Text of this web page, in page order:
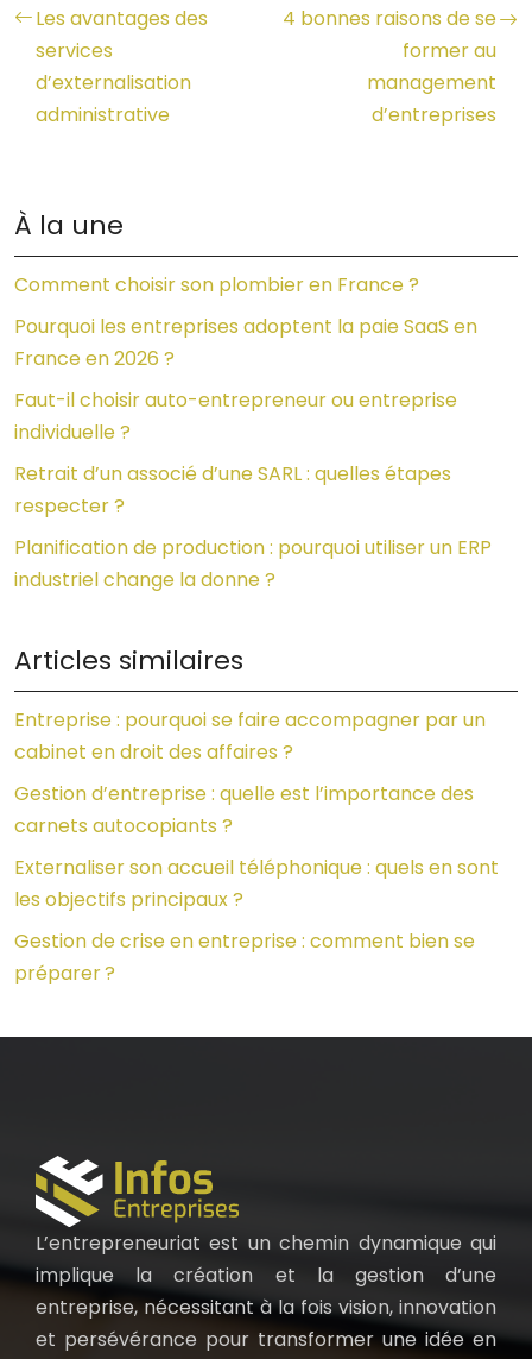
Les avantages des
services
d’externalisation
administrative
4 bonnes raisons de se
former au
management
d’entreprises
À la une
Comment choisir son plombier en France ?
Pourquoi les entreprises adoptent la paie SaaS en
France en 2026 ?
Faut-il choisir auto-entrepreneur ou entreprise
individuelle ?
Retrait d’un associé d’une SARL : quelles étapes
respecter ?
Planification de production : pourquoi utiliser un ERP
industriel change la donne ?
Articles similaires
Entreprise : pourquoi se faire accompagner par un
cabinet en droit des affaires ?
Gestion d’entreprise : quelle est l’importance des
carnets autocopiants ?
Externaliser son accueil téléphonique : quels en sont
les objectifs principaux ?
Gestion de crise en entreprise : comment bien se
préparer ?
L’entrepreneuriat est un chemin dynamique qui
implique la création et la gestion d’une
entreprise, nécessitant à la fois vision, innovation
et persévérance pour transformer une idée en